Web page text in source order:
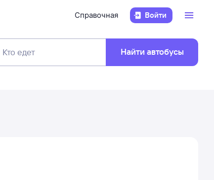
Справочная Войти
Кто едет Найти автобусы